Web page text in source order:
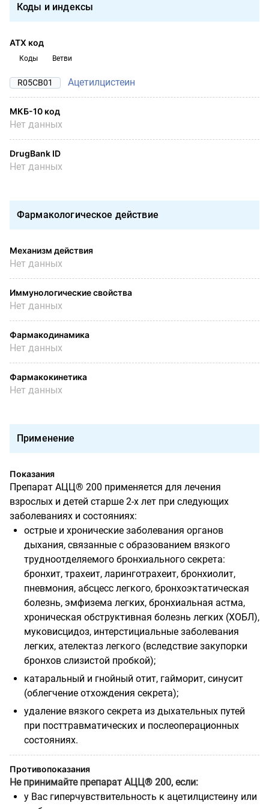
Коды и индексы
АТХ код
Коды Ветви
R05CB01 Ацетилцистеин
МКБ-10 код
Нет данных
DrugBank ID
Нет данных
Фармакологическое действие
Механизм действия
Нет данных
Иммунологические свойства
Нет данных
Фармакодинамика
Нет данных
Фармакокинетика
Нет данных
Применение
Показания
Препарат АЦЦ® 200 применяется для лечения
взрослых и детей старше 2-х лет при следующих
заболеваниях и состояниях:
острые и хронические заболевания органов
дыхания, связанные с образованием вязкого
трудноотделяемого бронхиального секрета:
бронхит, трахеит, ларинготрахеит, бронхиолит,
пневмония, абсцесс легкого, бронхоэктатическая
болезнь, эмфизема легких, бронхиальная астма,
хроническая обструктивная болезнь легких (ХОБЛ),
муковисцидоз, интерстициальные заболевания
легких, ателектаз легкого (вследствие закупорки
бронхов слизистой пробкой);
катаральный и гнойный отит, гайморит, синусит
(облегчение отхождения секрета);
удаление вязкого секрета из дыхательных путей
при посттравматических и послеоперационных
состояниях.
Противопоказания
Не принимайте препарат АЦЦ® 200, если:
у Вас гиперчувствительность к ацетилцистеину или